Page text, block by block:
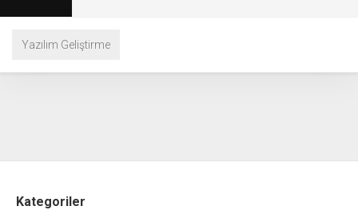
Yazılım Geliştirme
Kategoriler